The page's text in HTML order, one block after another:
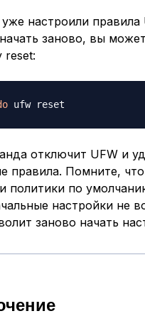
настроили правила
заново, вы
reset:
отключит UFW и
правила. Помните,
политики по
настройки не
заново начать